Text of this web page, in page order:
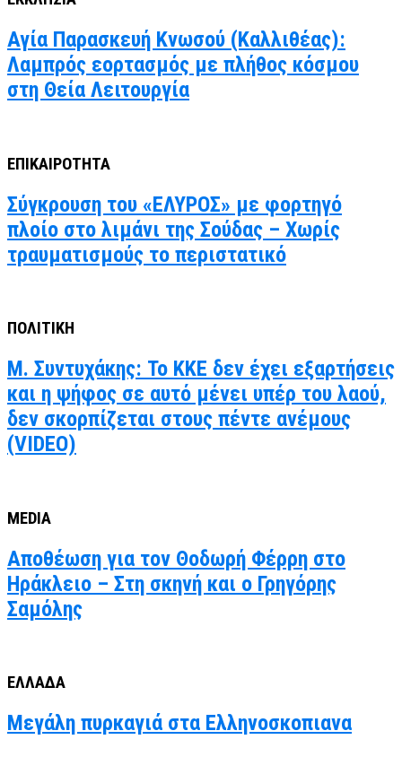
Αγία Παρασκευή Κνωσού (Καλλιθέας):
Λαμπρός εορτασμός με πλήθος κόσμου
στη Θεία Λειτουργία
ΕΠΙΚΑΙΡΟΤΗΤΑ
Σύγκρουση του «ΕΛΥΡΟΣ» με φορτηγό
πλοίο στο λιμάνι της Σούδας – Χωρίς
τραυματισμούς το περιστατικό
ΠΟΛΙΤΙΚΗ
Μ. Συντυχάκης: Το ΚΚΕ δεν έχει εξαρτήσεις
και η ψήφος σε αυτό μένει υπέρ του λαού,
δεν σκορπίζεται στους πέντε ανέμους
(VIDEO)
MEDIA
Αποθέωση για τον Θοδωρή Φέρρη στο
Ηράκλειο – Στη σκηνή και ο Γρηγόρης
Σαμόλης
ΕΛΛΑΔΑ
Μεγάλη πυρκαγιά στα Ελληνοσκοπιανα